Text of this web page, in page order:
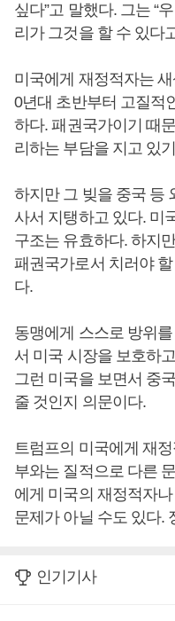
싶다”고 말했다. 그는 “
리가 그것을 할 수 있다
미국에게 재정적자는
0년대 초반부터 고질적
하다. 패권국가이기 때
리하는 부담을 지고 있
하지만 그 빚을 중국 등
사서 지탱하고 있다. 미
구조는 유효하다. 하지
패권국가로서 치러야
다.
동맹에게 스스로 방위
서 미국 시장을 보호하
그런 미국을 보면서 중
줄 것인지 의문이다.
트럼프의 미국에게 재
부와는 질적으로 다른
에게 미국의 재정적자
문제가 아닐 수도 있다.
인기기사